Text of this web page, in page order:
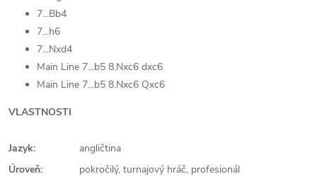
7...Bb4
7...h6
7...Nxd4
Main Line 7...b5 8.Nxc6 dxc6
Main Line 7...b5 8.Nxc6 Qxc6
VLASTNOSTI
Jazyk:
angličtina
Úroveň:
pokročilý, turnajový hráč, profesionál